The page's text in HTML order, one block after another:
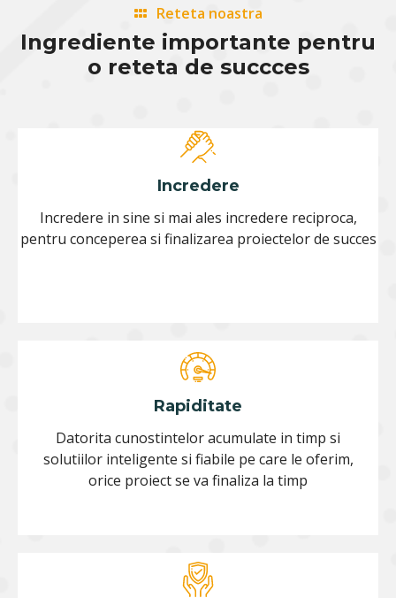
Reteta noastra
Ingrediente importante pentru
o reteta de succces
Incredere
Incredere in sine si mai ales incredere reciproca,
pentru conceperea si finalizarea proiectelor de succes
Rapiditate
Datorita cunostintelor acumulate in timp si
solutiilor inteligente si fiabile pe care le oferim,
orice proiect se va finaliza la timp